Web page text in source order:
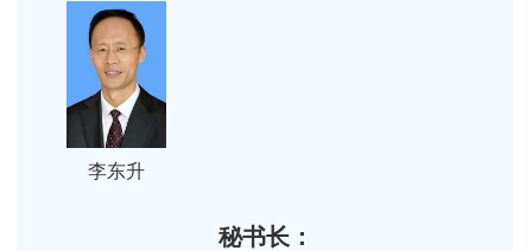
李东升
秘书长：